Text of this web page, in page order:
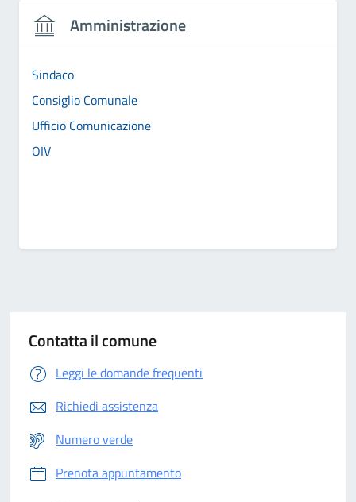
Amministrazione
Sindaco
Consiglio Comunale
Ufficio Comunicazione
OIV
Contatta il comune
Leggi le domande frequenti
Richiedi assistenza
Numero verde
Prenota appuntamento